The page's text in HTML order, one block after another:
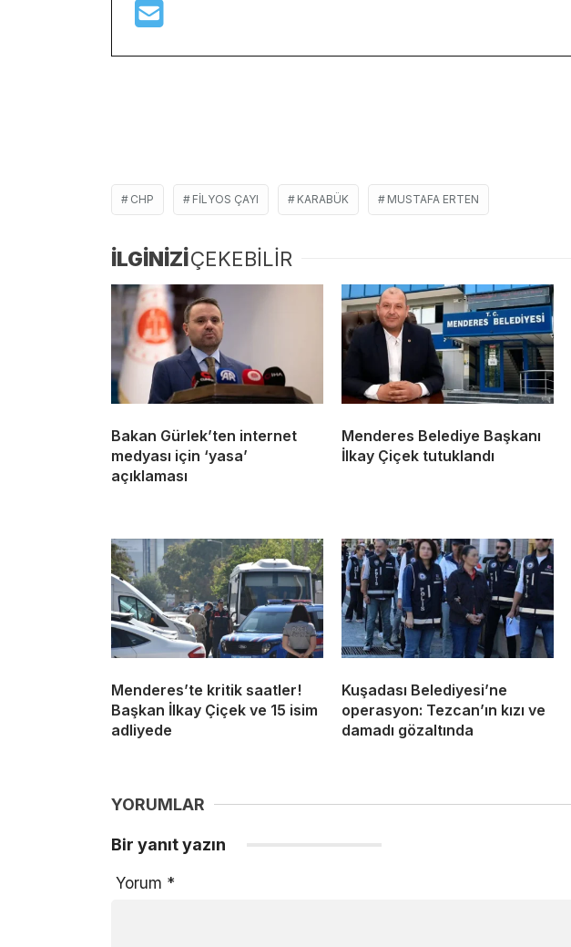
CHP FILYOS ÇAYI KARABÜK MUSTAFA ERTEN
İLGİNİZİÇEKEBİLİR
Bakan Gürlek’ten internet
medyası için ‘yasa’
açıklaması
Menderes Belediye Başkanı
İlkay Çiçek tutuklandı
Menderes’te kritik saatler!
Başkan İlkay Çiçek ve 15 isim
adliyede
Kuşadası Belediyesi’ne
operasyon: Tezcan’ın kızı ve
damadı gözaltında
YORUMLAR
Bir yanıt yazın
Yorum *